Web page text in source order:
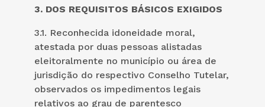
3. DOS REQUISITOS BÁSICOS EXIGIDOS
3.1. Reconhecida idoneidade moral,
atestada por duas pessoas alistadas
eleitoralmente no município ou área de
jurisdição do respectivo Conselho Tutelar,
observados os impedimentos legais
relativos ao grau de parentesco